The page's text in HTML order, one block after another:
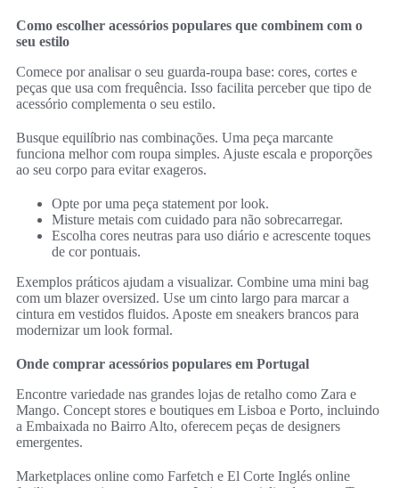
Como escolher acessórios populares que combinem com o
seu estilo
Comece por analisar o seu guarda‑roupa base: cores, cortes e
peças que usa com frequência. Isso facilita perceber que tipo de
acessório complementa o seu estilo.
Busque equilíbrio nas combinações. Uma peça marcante
funciona melhor com roupa simples. Ajuste escala e proporções
ao seu corpo para evitar exageros.
Opte por uma peça statement por look.
Misture metais com cuidado para não sobrecarregar.
Escolha cores neutras para uso diário e acrescente toques
de cor pontuais.
Exemplos práticos ajudam a visualizar. Combine uma mini bag
com um blazer oversized. Use um cinto largo para marcar a
cintura em vestidos fluidos. Aposte em sneakers brancos para
modernizar um look formal.
Onde comprar acessórios populares em Portugal
Encontre variedade nas grandes lojas de retalho como Zara e
Mango. Concept stores e boutiques em Lisboa e Porto, incluindo
a Embaixada no Bairro Alto, oferecem peças de designers
emergentes.
Marketplaces online como Farfetch e El Corte Inglés online